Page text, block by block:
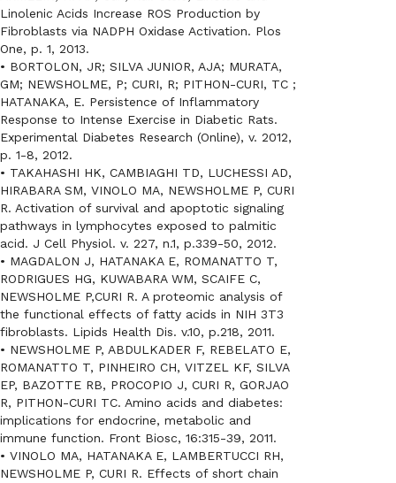
Linolenic Acids Increase ROS Production by
Fibroblasts via NADPH Oxidase Activation. Plos
One, p. 1, 2013.
• BORTOLON, JR; SILVA JUNIOR, AJA; MURATA,
GM; NEWSHOLME, P; CURI, R; PITHON-CURI, TC ;
HATANAKA, E. Persistence of Inflammatory
Response to Intense Exercise in Diabetic Rats.
Experimental Diabetes Research (Online), v. 2012,
p. 1-8, 2012.
• TAKAHASHI HK, CAMBIAGHI TD, LUCHESSI AD,
HIRABARA SM, VINOLO MA, NEWSHOLME P, CURI
R. Activation of survival and apoptotic signaling
pathways in lymphocytes exposed to palmitic
acid. J Cell Physiol. v. 227, n.1, p.339-50, 2012.
• MAGDALON J, HATANAKA E, ROMANATTO T,
RODRIGUES HG, KUWABARA WM, SCAIFE C,
NEWSHOLME P,CURI R. A proteomic analysis of
the functional effects of fatty acids in NIH 3T3
fibroblasts. Lipids Health Dis. v.10, p.218, 2011.
• NEWSHOLME P, ABDULKADER F, REBELATO E,
ROMANATTO T, PINHEIRO CH, VITZEL KF, SILVA
EP, BAZOTTE RB, PROCOPIO J, CURI R, GORJAO
R, PITHON-CURI TC. Amino acids and diabetes:
implications for endocrine, metabolic and
immune function. Front Biosc, 16:315-39, 2011.
• VINOLO MA, HATANAKA E, LAMBERTUCCI RH,
NEWSHOLME P, CURI R. Effects of short chain